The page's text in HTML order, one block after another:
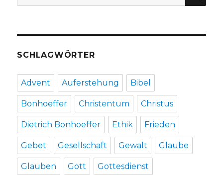
nach:
SCHLAGWÖRTER
Advent Auferstehung Bibel
Bonhoeffer Christentum Christus
Dietrich Bonhoeffer Ethik Frieden
Gebet Gesellschaft Gewalt Glaube
Glauben Gott Gottesdienst